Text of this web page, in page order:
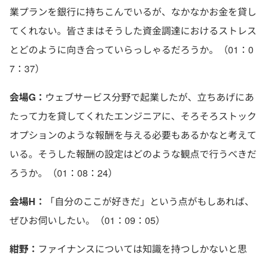
業プランを銀行に持ちこんでいるが、なかなかお金を貸し
てくれない。皆さまはそうした資金調達におけるストレス
とどのように向き合っていらっしゃるだろうか。（01：0
7：37）
会場G： ウェブサービス分野で起業したが、立ちあげにあ
たって力を貸してくれたエンジニアに、そろそろストック
オプションのような報酬を与える必要もあるかなと考えて
いる。そうした報酬の設定はどのような観点で行うべきだ
ろうか。（01：08：24）
会場H：
「自分のここが好きだ」という点がもしあれば、
ぜひお伺いしたい。（01：09：05）
紺野： ファイナンスについては知識を持つしかないと思